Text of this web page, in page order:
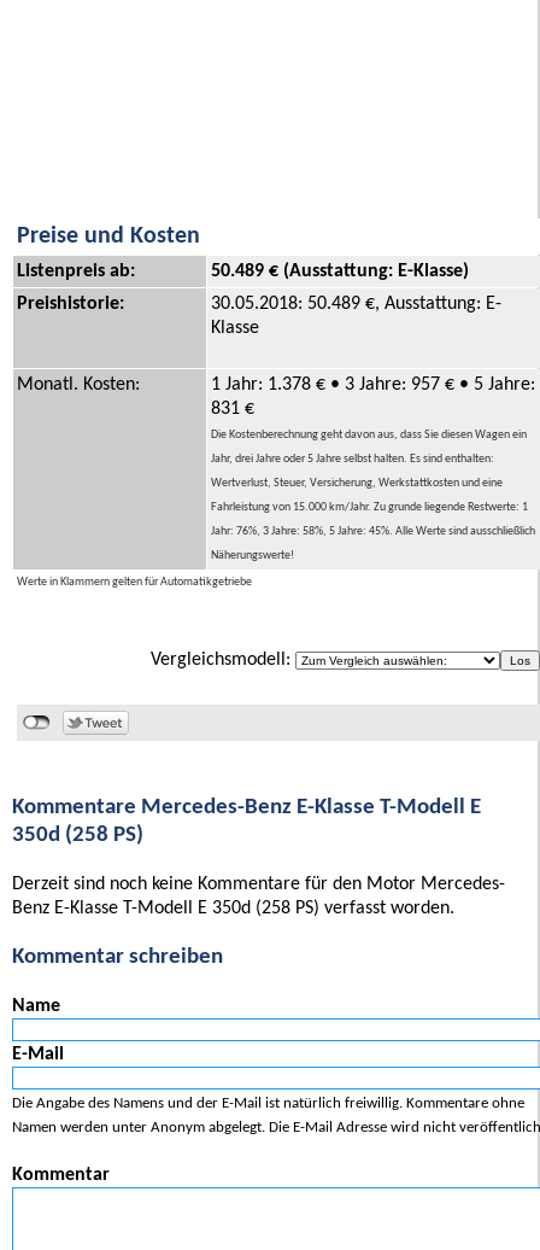
Preise und Kosten
Listenpreis ab:
50.489 € (Ausstattung: E-Klasse)
Preishistorie:
30.05.2018: 50.489 €, Ausstattung: E-
Klasse
Monatl. Kosten:
1 Jahr: 1.378 € • 3 Jahre: 957 € • 5 Jahre:
831 €
Die Kostenberechnung geht davon aus, dass Sie diesen Wagen ein
Jahr, drei Jahre oder 5 Jahre selbst halten. Es sind enthalten:
Wertverlust, Steuer, Versicherung, Werkstattkosten und eine
Fahrleistung von 15.000 km/Jahr. Zu grunde liegende Restwerte: 1
Jahr: 76%, 3 Jahre: 58%, 5 Jahre: 45%. Alle Werte sind ausschließlich
Näherungswerte!
Werte in Klammern gelten für Automatikgetriebe
Vergleichsmodell:
Kommentare Mercedes-Benz E-Klasse T-Modell E
350d (258 PS)
Derzeit sind noch keine Kommentare für den Motor Mercedes-
Benz E-Klasse T-Modell E 350d (258 PS) verfasst worden.
Kommentar schreiben
Name
E-Mail
Die Angabe des Namens und der E-Mail ist natürlich freiwillig. Kommentare ohne
Namen werden unter Anonym abgelegt. Die E-Mail Adresse wird nicht
Kommentar